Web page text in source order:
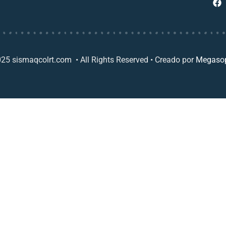
sismaqcolrt.com • All Rights Reserved • Creado por